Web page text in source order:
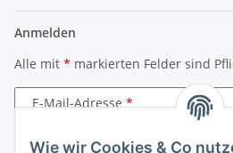
Wie wir Cookies & Co
Anmelden
Alle mit * markierten Felder sind
E-Mail-Adresse
Passwort